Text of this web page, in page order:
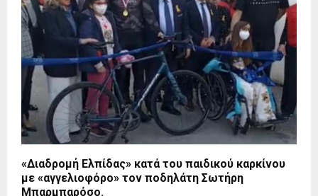
«Διαδρομή Ελπίδας» κατά του παιδικού καρκίνου
με «αγγελιοφόρο» τον ποδηλάτη Σωτήρη
Μπαρμπαρόσο.